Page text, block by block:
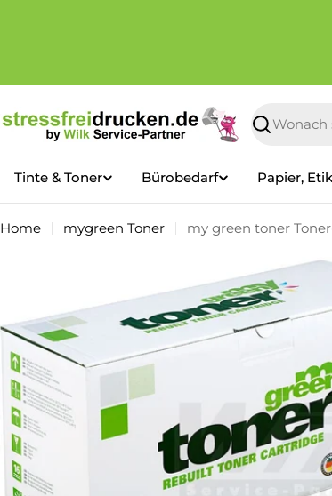
Suchen
Tinte & Toner Bürobedarf Papier,
Home mygreen Toner my green toner
Produktinformationen
Sie das Medium 0 im Modalformat